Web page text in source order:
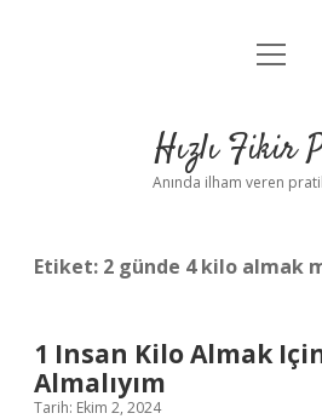
Anasayfa
Yasal Uyarı
menüyü
Hızlı Fikir
Anında ilham veren
Etiket: 2 günde 4 kilo almak
1 Insan Kilo Almak
Almalıyım
Tarih: Ekim 2, 2024